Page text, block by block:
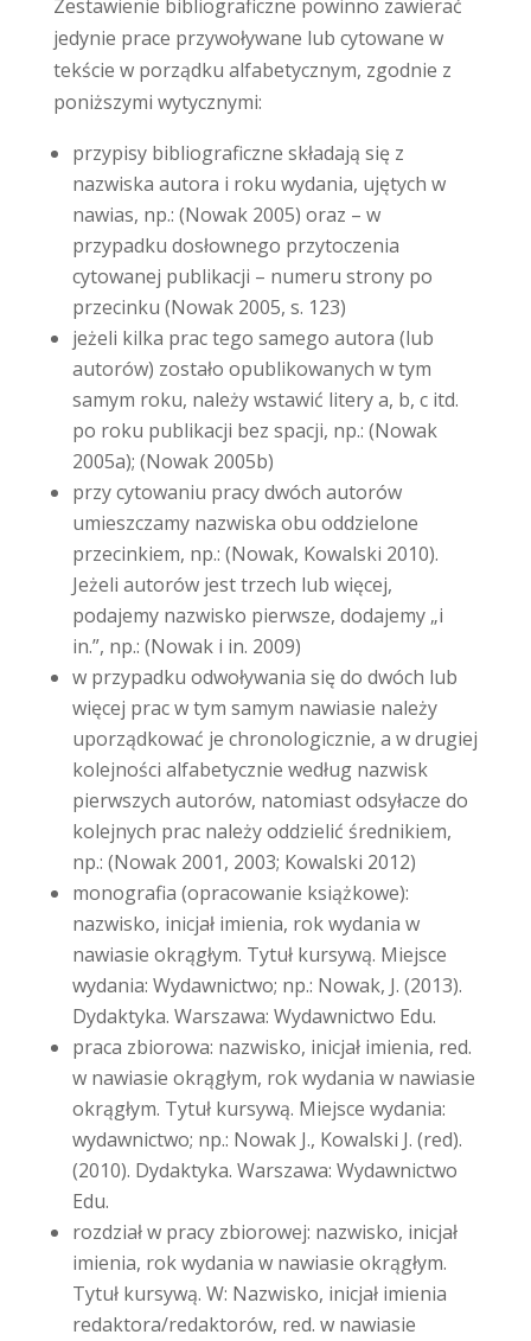
Zestawienie bibliograficzne powinno zawierać
jedynie prace przywoływane lub cytowane w
tekście w porządku alfabetycznym, zgodnie z
poniższymi wytycznymi:
przypisy bibliograficzne składają się z
nazwiska autora i roku wydania, ujętych w
nawias, np.: (Nowak 2005) oraz – w
przypadku dosłownego przytoczenia
cytowanej publikacji – numeru strony po
przecinku (Nowak 2005, s. 123)
jeżeli kilka prac tego samego autora (lub
autorów) zostało opublikowanych w tym
samym roku, należy wstawić litery a, b, c itd.
po roku publikacji bez spacji, np.: (Nowak
2005a); (Nowak 2005b)
przy cytowaniu pracy dwóch autorów
umieszczamy nazwiska obu oddzielone
przecinkiem, np.: (Nowak, Kowalski 2010).
Jeżeli autorów jest trzech lub więcej,
podajemy nazwisko pierwsze, dodajemy „i
in.”, np.: (Nowak i in. 2009)
w przypadku odwoływania się do dwóch lub
więcej prac w tym samym nawiasie należy
uporządkować je chronologicznie, a w drugiej
kolejności alfabetycznie według nazwisk
pierwszych autorów, natomiast odsyłacze do
kolejnych prac należy oddzielić średnikiem,
np.: (Nowak 2001, 2003; Kowalski 2012)
monografia (opracowanie książkowe):
nazwisko, inicjał imienia, rok wydania w
nawiasie okrągłym. Tytuł kursywą. Miejsce
wydania: Wydawnictwo; np.: Nowak, J. (2013).
Dydaktyka. Warszawa: Wydawnictwo Edu.
praca zbiorowa: nazwisko, inicjał imienia, red.
w nawiasie okrągłym, rok wydania w nawiasie
okrągłym. Tytuł kursywą. Miejsce wydania:
wydawnictwo; np.: Nowak J., Kowalski J. (red).
(2010). Dydaktyka. Warszawa: Wydawnictwo
Edu.
rozdział w pracy zbiorowej: nazwisko, inicjał
imienia, rok wydania w nawiasie okrągłym.
Tytuł kursywą. W: Nazwisko, inicjał imienia
redaktora/redaktorów, red. w nawiasie